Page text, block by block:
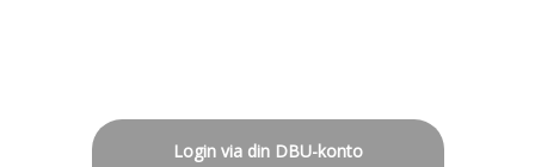
Login via din DBU-konto